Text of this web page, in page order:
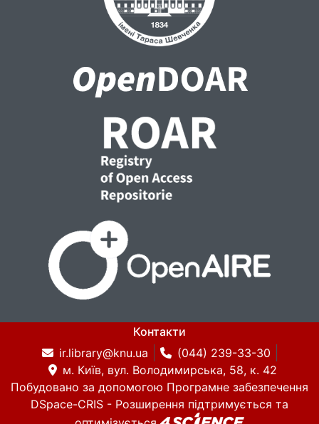
Контакти
ir.library@knu.ua
(044) 239-33-30
м. Київ, вул. Володимирська, 58, к. 42
Побудовано за допомогою Програмне забезпечення
DSpace-CRIS - Розширення підтримується та